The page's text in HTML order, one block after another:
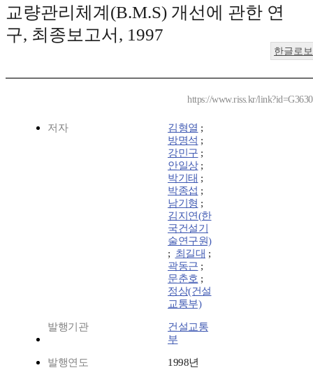
교량관리체계(B.M.S) 개선에 관한 연
구, 최종보고서, 1997
한글로
https://www.riss.kr/
저자 김형열 ;
방명석 ;
강민구 ;
안일상;
박기태 ;
박종섭 ;
남기형 ;
김지연(한
국건설기
술연구원)
; 최길대 ;
곽동근 ;
문춘호 ;
정상(건설
교통부)
발행기관
건설교통
부
발행연도 1998년